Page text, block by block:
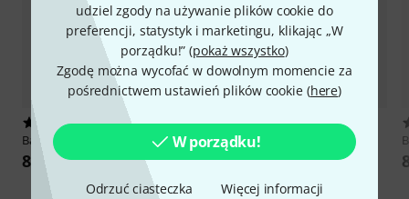
udziel zgody na używanie plików cookie do
preferencji, statystyk i marketingu, klikając „W
porządku!” (pokaż wszystko)
Zgodę można wycofać w dowolnym momencie za
pośrednictwem ustawień plików cookie (here)
W porządku!
Odrzuć ciasteczka Więcej informacji
3
Bari Original Reed Bb- Clarinet M
85 zł
2
BariStar Reed Bb- Clarinet MS
85 zł